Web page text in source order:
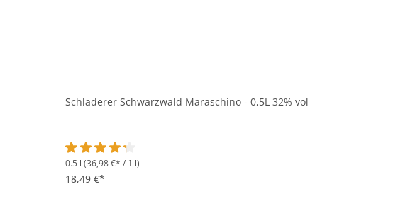
Schladerer Schwarzwald Maraschino - 0,5L 32% vol
Durchschnittliche Bewertung von 4.3 von 5 Sternen
0.5 l (36,98 €* / 1 l)
18,49 €*